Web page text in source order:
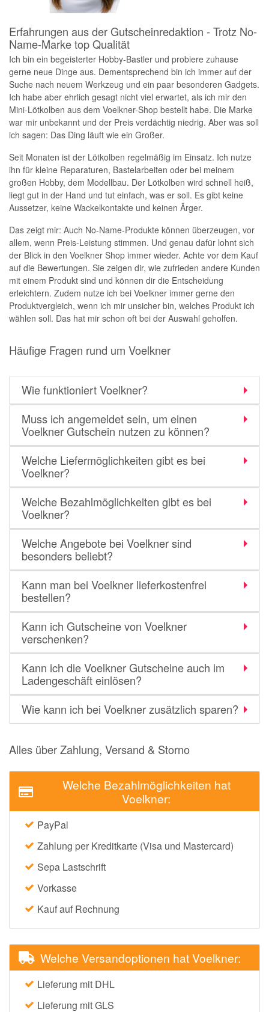
Erfahrungen aus der Gutscheinredaktion - Trotz No-
Name-Marke top Qualität
Ich bin ein begeisterter Hobby-Bastler und probiere zuhause
gerne neue Dinge aus. Dementsprechend bin ich immer auf der
Suche nach neuem Werkzeug und ein paar besonderen Gadgets.
Ich habe aber ehrlich gesagt nicht viel erwartet, als ich mir den
Mini-Lötkolben aus dem Voelkner-Shop bestellt habe. Die Marke
war mir unbekannt und der Preis verdächtig niedrig. Aber was soll
ich sagen: Das Ding läuft wie ein Großer.
Seit Monaten ist der Lötkolben regelmäßig im Einsatz. Ich nutze
ihn für kleine Reparaturen, Bastelarbeiten oder bei meinem
großen Hobby, dem Modellbau. Der Lötkolben wird schnell heiß,
liegt gut in der Hand und tut einfach, was er soll. Es gibt keine
Aussetzer, keine Wackelkontakte und keinen Ärger.
Das zeigt mir: Auch No-Name-Produkte können überzeugen, vor
allem, wenn Preis-Leistung stimmen. Und genau dafür lohnt sich
der Blick in den Voelkner Shop immer wieder. Achte vor dem Kauf
auf die Bewertungen. Sie zeigen dir, wie zufrieden andere Kunden
mit einem Produkt sind und können dir die Entscheidung
erleichtern. Zudem nutze ich bei Voelkner immer gerne den
Produktvergleich, wenn ich mir unsicher bin, welches Produkt ich
wählen soll. Das hat mir schon oft bei der Auswahl geholfen.
Häufige Fragen rund um Voelkner
Wie funktioniert Voelkner?
Muss ich angemeldet sein, um einen
Voelkner Gutschein nutzen zu können?
Welche Liefermöglichkeiten gibt es bei
Voelkner?
Welche Bezahlmöglichkeiten gibt es bei
Voelkner?
Welche Angebote bei Voelkner sind
besonders beliebt?
Kann man bei Voelkner lieferkostenfrei
bestellen?
Kann ich Gutscheine von Voelkner
verschenken?
Kann ich die Voelkner Gutscheine auch im
Ladengeschäft einlösen?
Wie kann ich bei Voelkner zusätzlich sparen?
Alles über Zahlung, Versand & Storno
Welche Bezahlmöglichkeiten hat
Voelkner:
PayPal
Zahlung per Kreditkarte (Visa und Mastercard)
Sepa Lastschrift
Vorkasse
Kauf auf Rechnung
Welche Versandoptionen hat Voelkner:
Lieferung mit DHL
Lieferung mit GLS